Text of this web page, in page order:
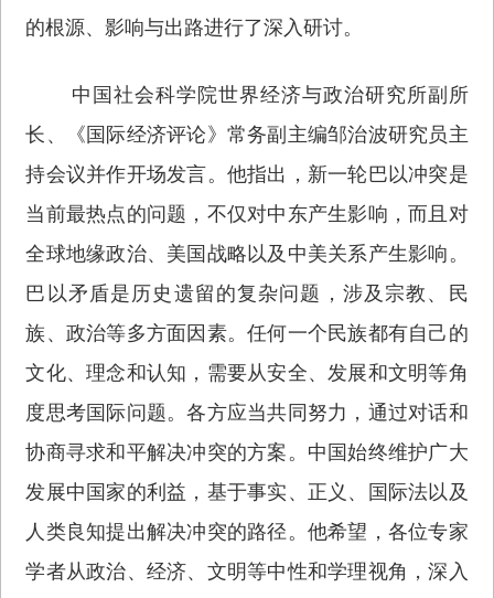
的根源、影响与出路进行了深入研讨。
中国社会科学院世界经济与政治研究所副所
长、《国际经济评论》常务副主编邹治波研究员主
持会议并作开场发言。他指出，新一轮巴以冲突是
当前最热点的问题，不仅对中东产生影响，而且对
全球地缘政治、美国战略以及中美关系产生影响。
巴以矛盾是历史遗留的复杂问题，涉及宗教、民
族、政治等多方面因素。任何一个民族都有自己的
文化、理念和认知，需要从安全、发展和文明等角
度思考国际问题。各方应当共同努力，通过对话和
协商寻求和平解决冲突的方案。中国始终维护广大
发展中国家的利益，基于事实、正义、国际法以及
人类良知提出解决冲突的路径。他希望，各位专家
学者从政治、经济、文明等中性和学理视角，深入